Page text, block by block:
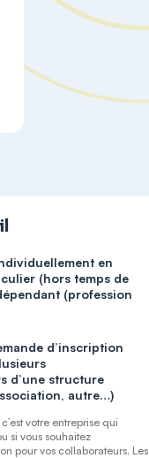
en
(hors temps de
(profession
d’inscription
d’une structure
autre…)
votre entreprise qui
si vous souhaitez
pour vos collaborateurs. Les